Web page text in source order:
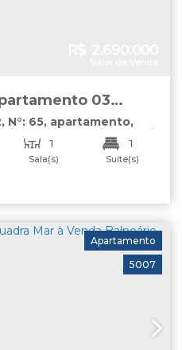
03
Balneário
, N°: 65, apartamento,
Santa Catarina Brasil
1
Sala(s)
1
Suíte(s)
5007
Apartamento